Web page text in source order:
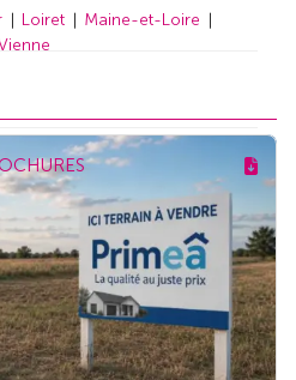
Loiret
Maine-et-Loire